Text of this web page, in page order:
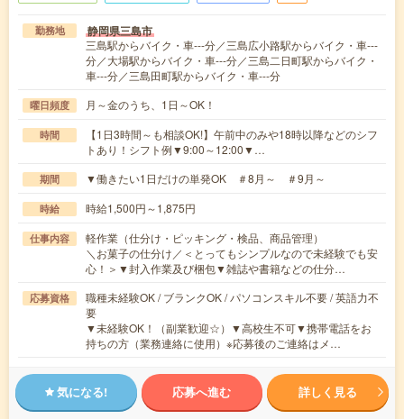
勤務地 静岡県三島市
三島駅からバイク・車---分／三島広小路駅からバイク・車---
分／大場駅からバイク・車---分／三島二日町駅からバイク・
車---分／三島田町駅からバイク・車---分
曜日頻度 月～金のうち、1日～OK！
時間
【1日3時間～も相談OK!】午前中のみや18時以降などのシフ
トあり！シフト例▼9:00～12:00▼…
期間 ▼働きたい1日だけの単発OK ＃8月～ ＃9月～
時給 時給1,500円～1,875円
仕事内容
軽作業（仕分け・ピッキング・検品、商品管理）
＼お菓子の仕分け／＜とってもシンプルなので未経験でも安
心！＞▼封入作業及び梱包▼雑誌や書籍などの仕分…
応募資格
職種未経験OK / ブランクOK / パソコンスキル不要 / 英語力不
要
▼未経験OK！（副業歓迎☆）▼高校生不可▼携帯電話をお
持ちの方（業務連絡に使用）※応募後のご連絡はメ…
気になる! 応募へ進む 詳しく見る